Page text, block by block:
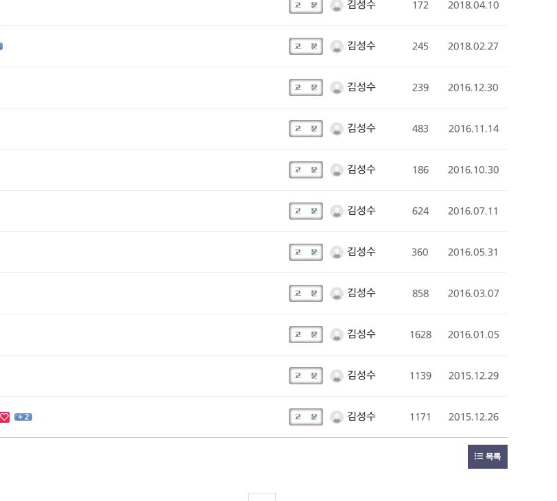
김성수 172 2018.04.10
김성수 245 2018.02.27
김성수 239 2016.12.30
김성수 483 2016.11.14
김성수 186 2016.10.30
김성수 624 2016.07.11
김성수 360 2016.05.31
김성수 858 2016.03.07
김성수 1628 2016.01.05
김성수 1139 2015.12.29
+ 2 김성수 1171 2015.12.26
목록